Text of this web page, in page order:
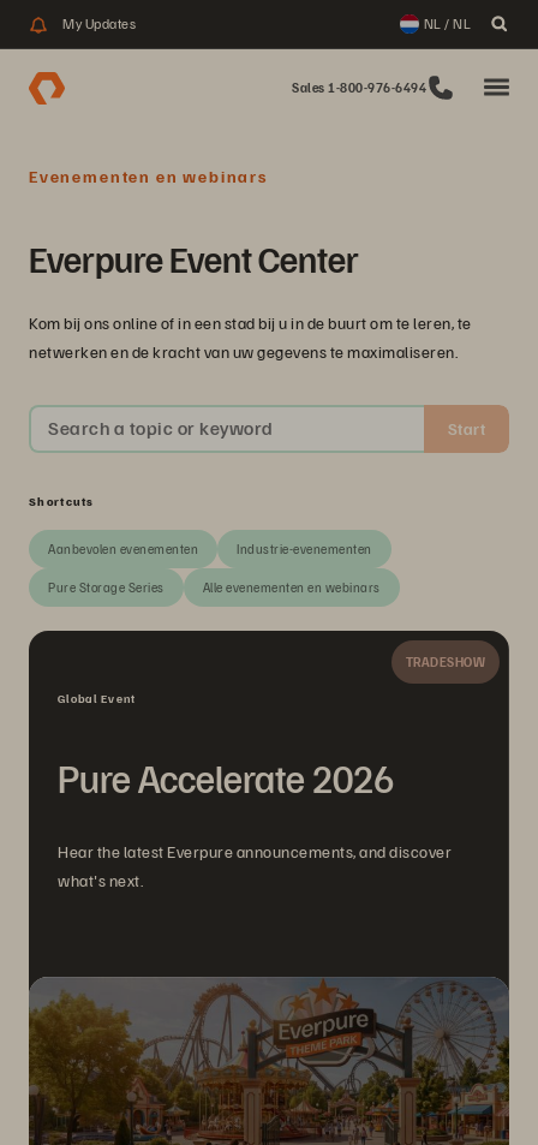
My Updates NL / NL
Sales 1-800-976-6494
Evenementen en webinars
Everpure Event Center
Kom bij ons online of in een stad bij u in de buurt om te leren, te
netwerken en de kracht van uw gegevens te maximaliseren.
Search a topic or keyword Start
Shortcuts
Aanbevolen evenementen Industrie-evenementen
Pure Storage Series Alle evenementen en webinars
TRADESHOW
Global Event
Pure Accelerate 2026
Hear the latest Everpure announcements, and discover
what's next.